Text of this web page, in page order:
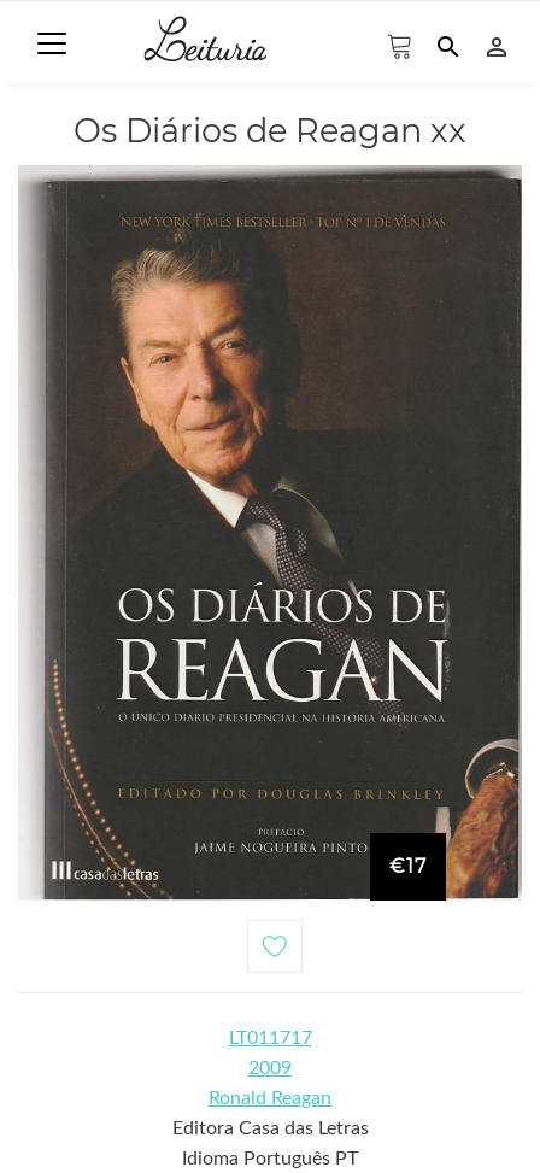
search person_outline
Os Diários de Reagan xx
€17
LT011717
2009
Ronald Reagan
Editora Casa das Letras
Idioma Português PT